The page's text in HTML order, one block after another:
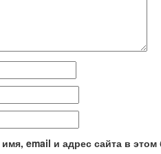
email и адрес сайта в